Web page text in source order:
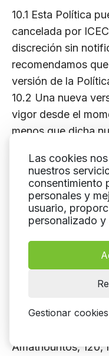
Las cookies
nuestros
consentimiento
personales y
usuario,
personalizado
Gestionar cookies
10.1 Esta Política
cancelada por
discreción sin
recomendamos
versión de la
10.2 Una nueva
vigor desde el
menos que dicha
10.3 La versión
Política está
APPS en
Valoramos mucho
estamos listos
sobre el manejo de
Si tiene alguna
Amathountos, 120,